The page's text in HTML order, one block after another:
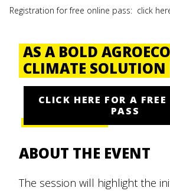
Registration for free online pass: click
AS A BOLD
CLIMATE SOLUTION
CLICK HERE FOR A
PASS
ABOUT THE EVENT
The session will highlight the